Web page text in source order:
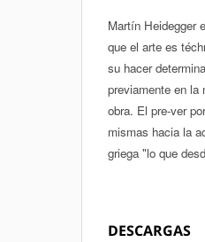
Martín Heidegger
que el arte es
su hacer
previamente en la
obra. El pre-ver
mismas hacia la
griega "lo que
DESCARGAS